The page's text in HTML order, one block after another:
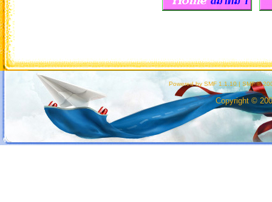
Powered by SMF 1.1.10 | SMF ©
Copyright ©